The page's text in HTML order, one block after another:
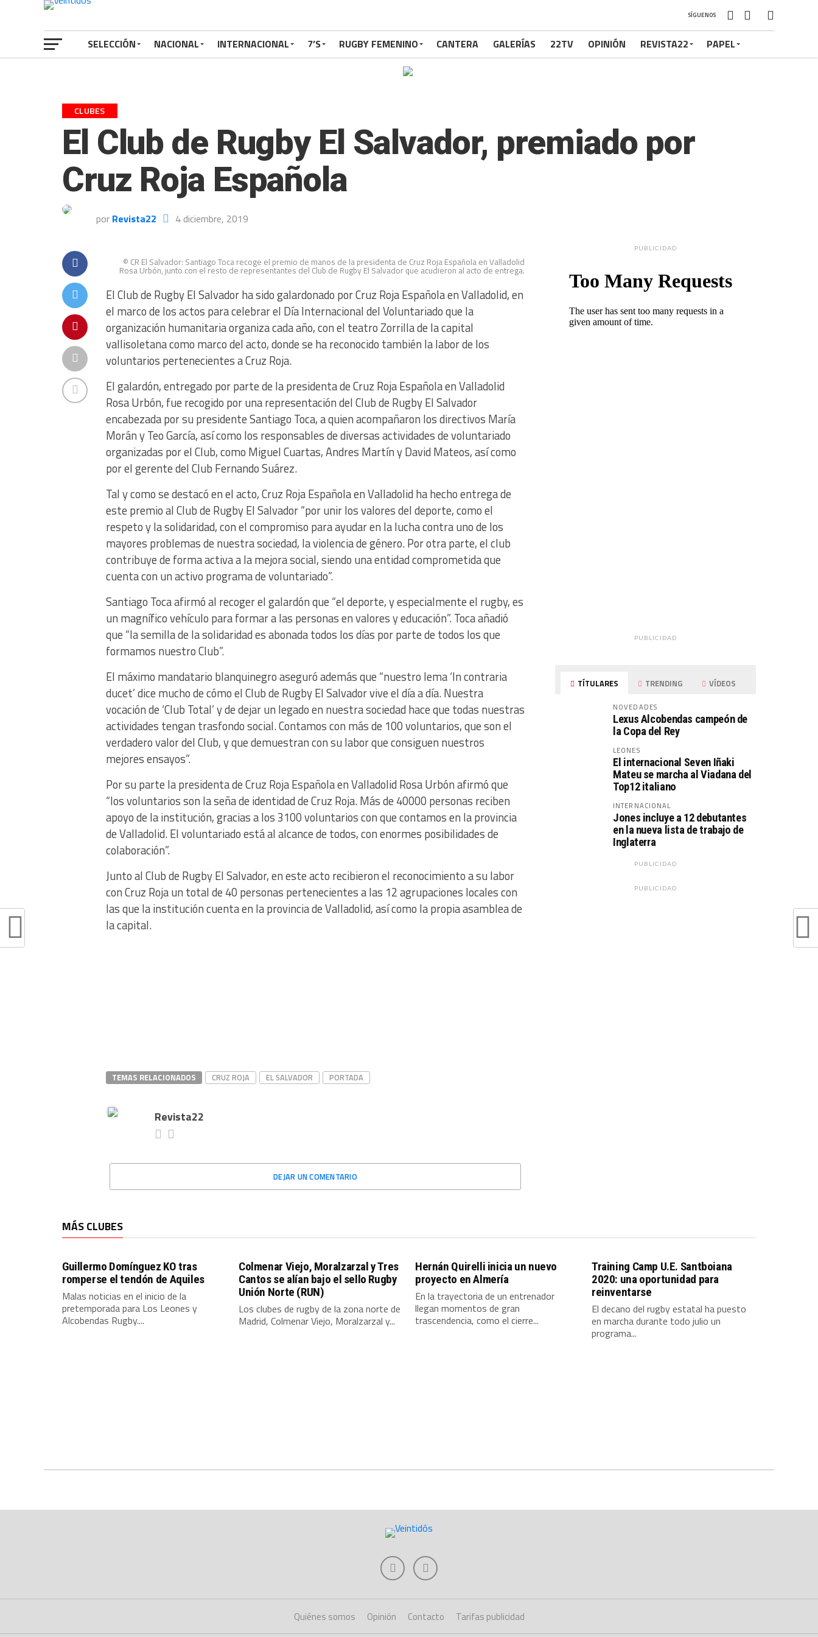
SÍGUENOS
SELECCIÓN NACIONAL INTERNACIONAL 7’S RUGBY FEMENINO CANTERA GALERÍAS 22TV OPINIÓN REVISTA22 PAPEL
CLUBES
El Club de Rugby El Salvador, premiado por
Cruz Roja Española
por Revista22 4 diciembre, 2019
© CR El Salvador: Santiago Toca recoge el premio de manos de la presidenta de Cruz Roja Española en Valladolid
Rosa Urbón, junto con el resto de representantes del Club de Rugby El Salvador que acudieron al acto de entrega.
El Club de Rugby El Salvador ha sido galardonado por Cruz Roja Española en Valladolid, en
el marco de los actos para celebrar el Día Internacional del Voluntariado que la
organización humanitaria organiza cada año, con el teatro Zorrilla de la capital
vallisoletana como marco del acto, donde se ha reconocido también la labor de los
voluntarios pertenecientes a Cruz Roja.
El galardón, entregado por parte de la presidenta de Cruz Roja Española en Valladolid
Rosa Urbón, fue recogido por una representación del Club de Rugby El Salvador
encabezada por su presidente Santiago Toca, a quien acompañaron los directivos María
Morán y Teo García, así como los responsables de diversas actividades de voluntariado
organizadas por el Club, como Miguel Cuartas, Andres Martín y David Mateos, así como
por el gerente del Club Fernando Suárez.
Tal y como se destacó en el acto, Cruz Roja Española en Valladolid ha hecho entrega de
este premio al Club de Rugby El Salvador “por unir los valores del deporte, como el
respeto y la solidaridad, con el compromiso para ayudar en la lucha contra uno de los
mayores problemas de nuestra sociedad, la violencia de género. Por otra parte, el club
contribuye de forma activa a la mejora social, siendo una entidad comprometida que
cuenta con un activo programa de voluntariado”.
Santiago Toca afirmó al recoger el galardón que “el deporte, y especialmente el rugby, es
un magnífico vehículo para formar a las personas en valores y educación”. Toca añadió
que “la semilla de la solidaridad es abonada todos los días por parte de todos los que
formamos nuestro Club”.
El máximo mandatario blanquinegro aseguró además que “nuestro lema ‘In contraria
ducet’ dice mucho de cómo el Club de Rugby El Salvador vive el día a día. Nuestra
vocación de ‘Club Total’ y de dejar un legado en nuestra sociedad hace que todas nuestras
actividades tengan trasfondo social. Contamos con más de 100 voluntarios, que son el
verdadero valor del Club, y que demuestran con su labor que consiguen nuestros
mejores ensayos”.
Por su parte la presidenta de Cruz Roja Española en Valladolid Rosa Urbón afirmó que
“los voluntarios son la seña de identidad de Cruz Roja. Más de 40000 personas reciben
apoyo de la institución, gracias a los 3100 voluntarios con que contamos en la provincia
de Valladolid. El voluntariado está al alcance de todos, con enormes posibilidades de
colaboración”.
Junto al Club de Rugby El Salvador, en este acto recibieron el reconocimiento a su labor
con Cruz Roja un total de 40 personas pertenecientes a las 12 agrupaciones locales con
las que la institución cuenta en la provincia de Valladolid, así como la propia asamblea de
la capital.
TEMAS RELACIONADOS CRUZ ROJA EL SALVADOR PORTADA
Revista22
DEJAR UN COMENTARIO
PUBLICIDAD
PUBLICIDAD
TÍTULARES TRENDING VÍDEOS
NOVEDADES
Lexus Alcobendas campeón de
la Copa del Rey
LEONES
El internacional Seven Iñaki
Mateu se marcha al Viadana del
Top12 italiano
INTERNACIONAL
Jones incluye a 12 debutantes
en la nueva lista de trabajo de
Inglaterra
PUBLICIDAD
PUBLICIDAD
MÁS CLUBES
Guillermo Domínguez KO tras
romperse el tendón de Aquiles
Malas noticias en el inicio de la
pretemporada para Los Leones y
Alcobendas Rugby....
Colmenar Viejo, Moralzarzal y Tres
Cantos se alían bajo el sello Rugby
Unión Norte (RUN)
Los clubes de rugby de la zona norte de
Madrid, Colmenar Viejo, Moralzarzal y...
Hernán Quirelli inicia un nuevo
proyecto en Almería
En la trayectoria de un entrenador
llegan momentos de gran
trascendencia, como el cierre...
Training Camp​ U.E. Santboiana
2020: una oportunidad para
reinventarse
El decano del rugby estatal ha puesto
en marcha durante todo julio un
programa...
Quiénes somos Opinión Contacto Tarifas publicidad